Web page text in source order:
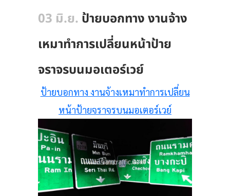
03 มิ.ย. ป้ายบอกทาง งานจ้าง
เหมาทำการเปลี่ยนหน้าป้าย
จราจรบนมอเตอร์เวย์
ป้ายบอกทาง งานจ้างเหมาทำการเปลี่ยน
หน้าป้ายจราจรบนมอเตอร์เวย์